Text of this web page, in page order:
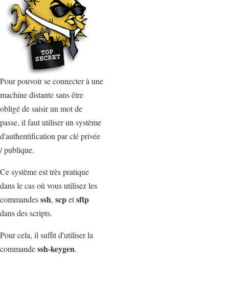
Pour pouvoir se connecter à une
machine distante sans être
obligé de saisir un mot de
passe, il faut utiliser un système
d'authentification par clé privée
/ publique.
Ce système est très pratique
dans le cas où vous utilisez les
commandesssh, scpetsftp
dans des scripts.
Pour cela, il suffit d'utiliser la
commandessh-keygen.